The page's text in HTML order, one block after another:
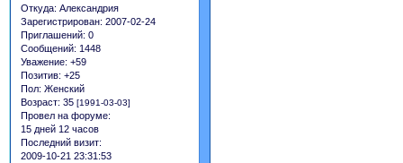
Откуда: Александрия
Зарегистрирован: 2007-02-24
Приглашений: 0
Сообщений: 1448
Уважение: +59
Позитив: +25
Пол: Женский
Возраст: 35 [1991-03-03]
Провел на форуме:
15 дней 12 часов
Последний визит:
2009-10-21 23:31:53